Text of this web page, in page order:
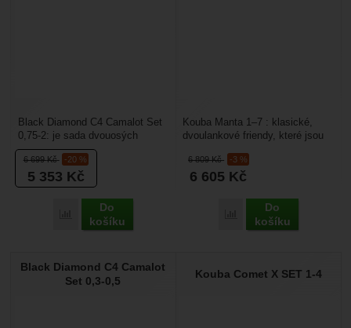
6 699Kč -20 %
5 353 Kč
Porovnat
Do
košíku
Black Diamond C4 Camalot Set
0,75-2: je sada dvouosých
friendů, které se hodí do trhlin
nebo spár. Jejich...
6 809Kč -3 %
6 605 Kč
Porovnat
Do
košíku
Kouba Manta 1–7 : klasické,
dvoulankové friendy, které jsou
horizontální...
Black Diamond C4 Camalot
Set 0,3-0,5
Kouba Comet X SET 1-4